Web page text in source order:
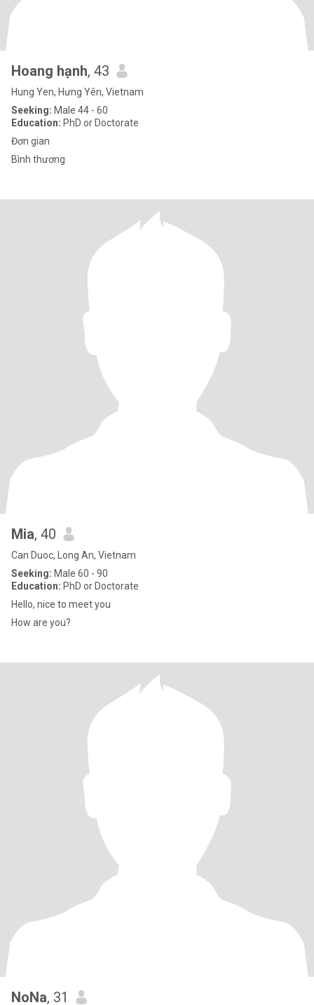
Hoang hạnh, 43
Hung Yen, Hưng Yên, Vietnam
Seeking: Male 44 - 60
Education: PhD or Doctorate
Đơn gian
Bình thương
Mia, 40
Can Duoc, Long An, Vietnam
Seeking: Male 60 - 90
Education: PhD or Doctorate
Hello, nice to meet you
How are you?
NoNa, 31